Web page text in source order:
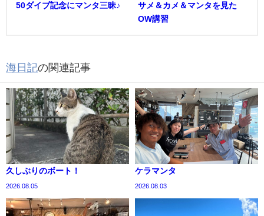
50ダイブ記念にマンタ三昧♪
サメ＆カメ＆マンタを見た
OW講習
海日記の関連記事
久しぶりのボート！
2026.08.05
ケラマンタ
2026.08.03